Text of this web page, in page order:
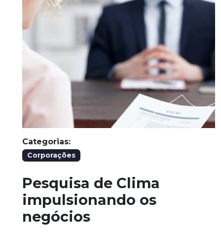
Categorias:
Corporações
Pesquisa de Clima
impulsionando os
negócios